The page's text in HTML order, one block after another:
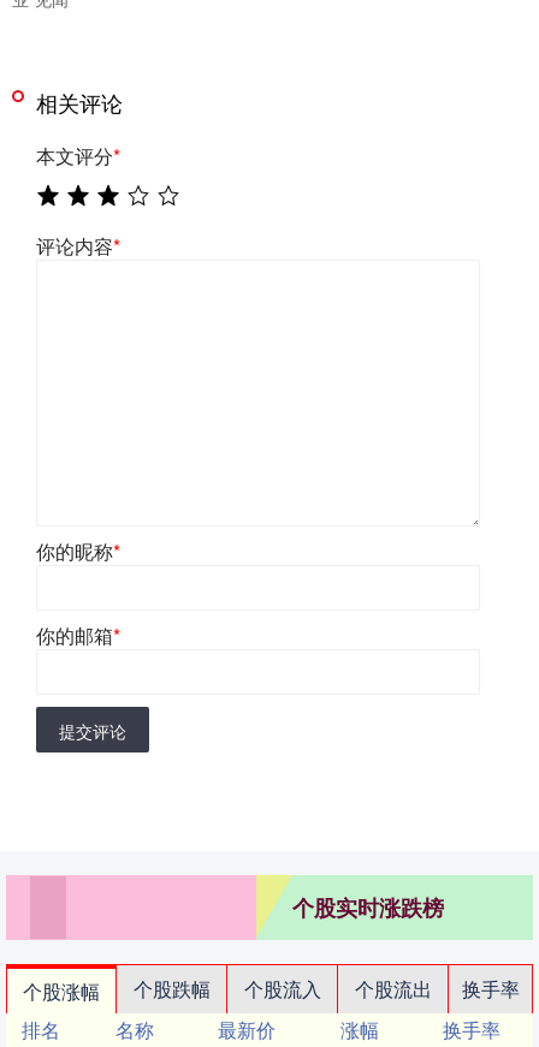
相关评论
本文评分*
评论内容*
你的昵称*
你的邮箱*
提交评论
个股实时涨跌榜
个股涨幅 个股跌幅 个股流入 个股流出
换手率
排名
名称 最新价 涨幅
换手率